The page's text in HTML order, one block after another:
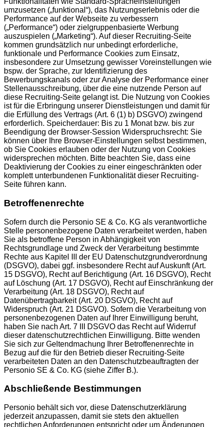
umzusetzen („funktional“), das Nutzungserlebnis oder die
Performance auf der Webseite zu verbessern
(„Performance“) oder zielgruppenbasierte Werbung
auszuspielen („Marketing“). Auf dieser Recruiting-Seite
kommen grundsätzlich nur unbedingt erforderliche,
funktionale und Performance Cookies zum Einsatz,
insbesondere zur Umsetzung gewisser Voreinstellungen wie
bspw. der Sprache, zur Identifizierung des
Bewerbungskanals oder zur Analyse der Performance einer
Stellenausschreibung, über die eine nutzende Person auf
diese Recruiting-Seite gelangt ist. Die Nutzung von Cookies
ist für die Erbringung unserer Dienstleistungen und damit für
die Erfüllung des Vertrags (Art. 6 (1) b) DSGVO) zwingend
erforderlich. Speicherdauer: Bis zu 1 Monat bzw. bis zur
Beendigung der Browser-Session Widerspruchsrecht: Sie
können über Ihre Browser-Einstellungen selbst bestimmen,
ob Sie Cookies erlauben oder der Nutzung von Cookies
widersprechen möchten. Bitte beachten Sie, dass eine
Deaktivierung der Cookies zu einer eingeschränkten oder
komplett unterbundenen Funktionalität dieser Recruiting-
Seite führen kann.
Betroffenenrechte
Sofern durch die Personio SE & Co. KG als verantwortliche
Stelle personenbezogene Daten verarbeitet werden, haben
Sie als betroffene Person in Abhängigkeit von
Rechtsgrundlage und Zweck der Verarbeitung bestimmte
Rechte aus Kapitel III der EU Datenschutzgrundverordnung
(DSGVO), dabei ggf. insbesondere Recht auf Auskunft (Art.
15 DSGVO), Recht auf Berichtigung (Art. 16 DSGVO), Recht
auf Löschung (Art. 17 DSGVO), Recht auf Einschränkung der
Verarbeitung (Art. 18 DSGVO), Recht auf
Datenübertragbarkeit (Art. 20 DSGVO), Recht auf
Widerspruch (Art. 21 DSGVO). Sofern die Verarbeitung von
personenbezogenen Daten auf Ihrer Einwilligung beruht,
haben Sie nach Art. 7 III DSGVO das Recht auf Widerruf
dieser datenschutzrechtlichen Einwilligung. Bitte wenden
Sie sich zur Geltendmachung Ihrer Betroffenenrechte in
Bezug auf die für den Betrieb dieser Recruiting-Seite
verarbeiteten Daten an den Datenschutzbeauftragten der
Personio SE & Co. KG (siehe Ziffer B.).
Abschließende Bestimmungen
Personio behält sich vor, diese Datenschutzerklärung
jederzeit anzupassen, damit sie stets den aktuellen
rechtlichen Anforderungen entspricht oder um Änderungen